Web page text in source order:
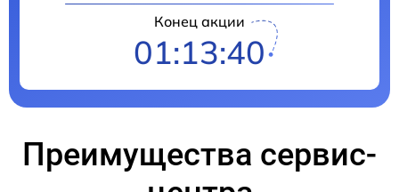
Конец акции
01:13:39
Преимущества сервис-